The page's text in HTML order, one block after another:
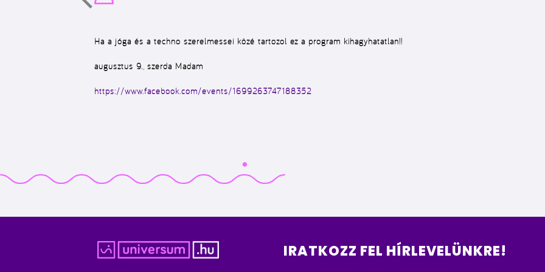
Ha a jóga és a techno szerelmessei közé tartozol ez a program kihagyhatatlan!!
augusztus 9., szerda Madam
https://www.facebook.com/events/1699263747188352
IRATKOZZ FEL HÍRLEVELÜNKRE!